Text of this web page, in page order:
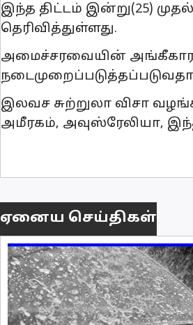
இந்த திட்டம் இன்று(25)
தெரிவித்துள்ளது.
அமைச்சரவையின்
இலவச சுற்றுலா விசா
அமீரகம், அவுஸ்ரேலியா,
ஏனைய செய்திகள்